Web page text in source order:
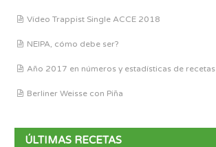
Vídeo Trappist Single ACCE 2018
NEIPA, cómo debe ser?
Año 2017 en números y estadísticas de recetas
Berliner Weisse con Piña
ÚLTIMAS RECETAS